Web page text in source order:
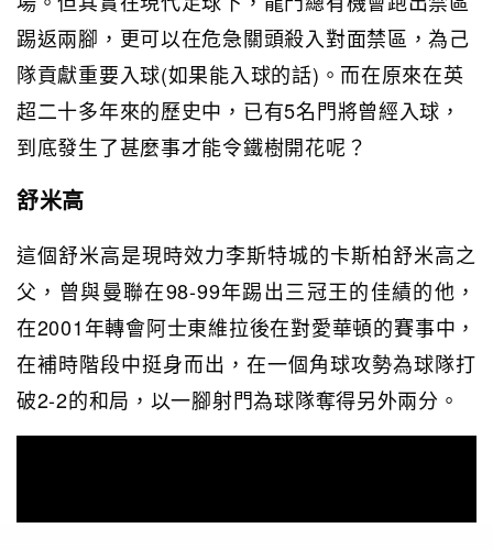
踢返兩腳，更可以在危急關頭殺入對面禁區，為己
隊貢獻重要入球(如果能入球的話)。而在原來在英
超二十多年來的歷史中，已有5名門將曾經入球，
到底發生了甚麼事才能令鐵樹開花呢？
舒米高
這個舒米高是現時效力李斯特城的卡斯柏舒米高之
父，曾與曼聯在98-99年踢出三冠王的佳績的他，
在2001年轉會阿士東維拉後在對愛華頓的賽事中，
在補時階段中挺身而出，在一個角球攻勢為球隊打
破2-2的和局，以一腳射門為球隊奪得另外兩分。